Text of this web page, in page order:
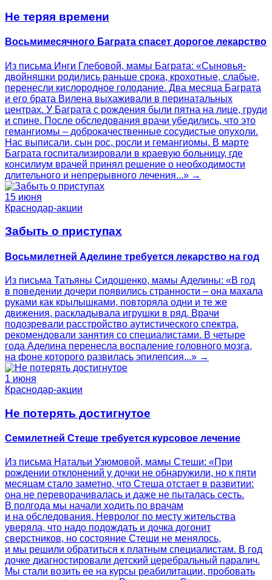
Не теряя времени
Восьмимесячного Баграта спасет дорогое лекарство
Из письма Инги Глебовой, мамы Баграта: «Сыновья-
двойняшки родились раньше срока, крохотные, слабые,
перенесли кислородное голодание. Два месяца Баграта
и его брата Вилена выхаживали в перинатальных
центрах. У Баграта с рождения были пятна на лице, груди
и спине. После обследования врачи убедились, что это
гемангиомы – доброкачественные сосудистые опухоли.
Нас выписали, сын рос, росли и гемангиомы. В марте
Баграта госпитализировали в краевую больницу, где
консилиум врачей принял решение о необходимости
длительного и непрерывного лечения...» →
15 июня
Краснодар-акции
Забыть о приступах
Восьмилетней Аделине требуется лекарство на год
Из письма Татьяны Сидошенко, мамы Аделины: «В год
в поведении дочери появились странности – она махала
руками как крылышками, повторяла одни и те же
движения, раскладывала игрушки в ряд. Врачи
подозревали расстройство аутистического спектра,
рекомендовали занятия со специалистами. В четыре
года Аделина перенесла воспаление головного мозга,
на фоне которого развилась эпилепсия...» →
1 июня
Краснодар-акции
Не потерять достигнутое
Семилетней Стеше требуется курсовое лечение
Из письма Натальи Узюмовой, мамы Стеши: «При
рождении отклонений у дочки не обнаружили, но к пяти
месяцам стало заметно, что Стеша отстает в развитии:
она не переворачивалась и даже не пыталась сесть.
В полгода мы начали ходить по врачам
и на обследования. Невролог по месту жительства
уверяла, что надо подождать и дочка догонит
сверстников, но состояние Стеши не менялось,
и мы решили обратиться к платным специалистам. В год
дочке диагностировали детский церебральный паралич.
Мы стали возить ее на курсы реабилитации, пробовать